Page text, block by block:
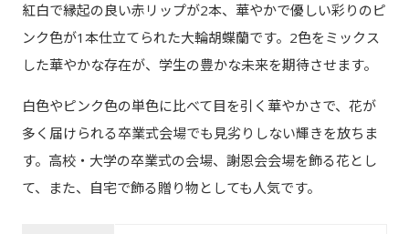
紅白で縁起の良い赤リップが2本、華やかで優しい彩りのピ
ンク色が1本仕立てられた大輪胡蝶蘭です。2色をミックス
した華やかな存在が、学生の豊かな未来を期待させます。
白色やピンク色の単色に比べて目を引く華やかさで、花が
多く届けられる卒業式会場でも見劣りしない輝きを放ちま
す。高校・大学の卒業式の会場、謝恩会会場を飾る花とし
て、また、自宅で飾る贈り物としても人気です。